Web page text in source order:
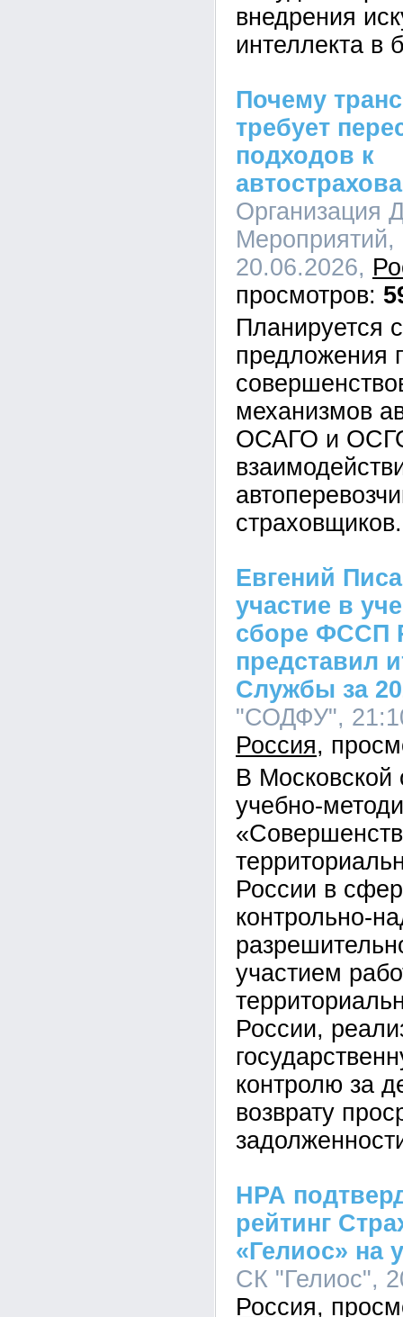
внедрения
интеллекта в
Почему
требует
подходов к
Организация
Мероприятий,
20.06.2026,
Планируется
предложения
механизмов
ОСАГО и
страховщиков.
Евгений
участие в
сборе ФССП
представил
Службы за
"СОДФУ",
Россия
В Московской
учебно-
России в
контрольно-
участием
России,
контролю за
возврату
НРА
рейтинг
«Гелиос» на
СК "Гелиос",
Россия